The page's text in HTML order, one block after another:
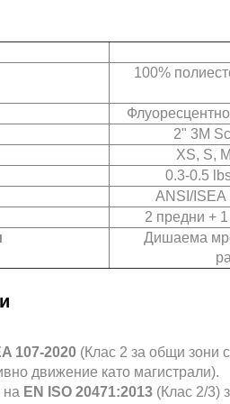
100%
2" 3M
XS, S,
0.3-0.5
ANSI/ISEA
2 предни +
Дишаема
107-2020 (Клас 2 за общи зони
движение като магистрали).
на EN ISO 20471:2013 (Клас 2/3)